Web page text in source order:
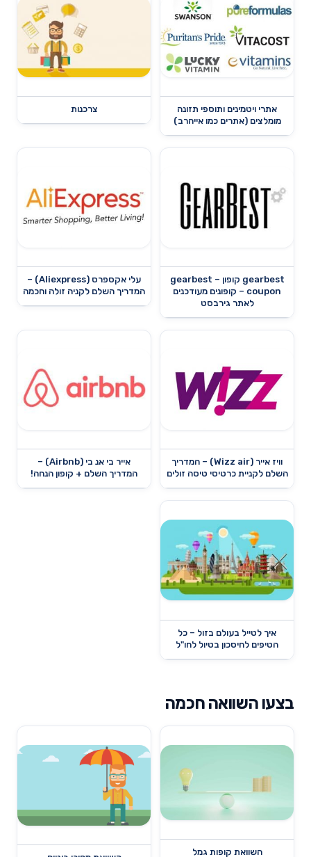
אתרי ויטמינים ותוספי תזונה
מומלצים (אתרים כמו אייהרב)
צרכנות
gearbest קופון – gearbest
coupon – קופונים מעודכנים
לאתר גירבסט
עלי אקספרס (Aliexpress) –
המדריך השלם לקניה זולה וחכמה
וויז אייר (Wizz air) – המדריך
השלם לקניית כרטיסי טיסה זולים
אייר בי אנ בי (Airbnb) –
המדריך השלם + קופון הנחה!
איך לטייל בעולם בזול – כל
הטיפים לחיסכון בטיול לחו"ל
בצעו השוואה חכמה
השוואת קופות גמל